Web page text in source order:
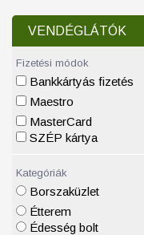
VENDÉGLÁTÓK
Fizetési módok
Bankkártyás fizetés
Maestro
MasterCard
SZÉP kártya
Kategóriák
Borszaküzlet
Étterem
Édesség bolt